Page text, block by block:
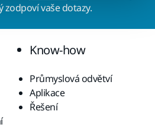
vaše dotazy.
Know-how
Průmyslová odvětví
Aplikace
Řešení